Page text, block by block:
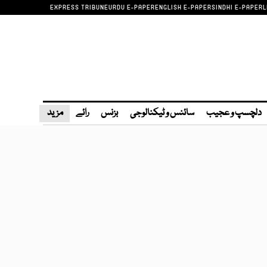
EXPRESS TRIBUNEURDU E-PAPERENGLISH E-PAPERSINDHI E-PAPER
دلچسپ و عجیب سائنس و ٹیکنالوجی بزنس رائے مزید